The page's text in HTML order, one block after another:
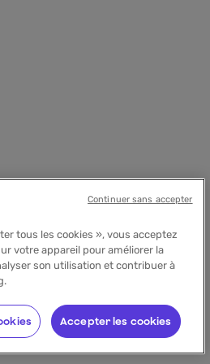
tous les cookies », vous acceptez
votre appareil pour améliorer la
son utilisation et contribuer à
Accepter les cookies
Continuer sans accepter